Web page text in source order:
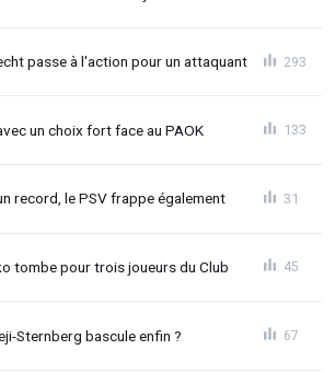
passe à l'action pour un attaquant 293
un choix fort face au PAOK 133
record, le PSV frappe également 31
tombe pour trois joueurs du Club 45
Sternberg bascule enfin ? 67